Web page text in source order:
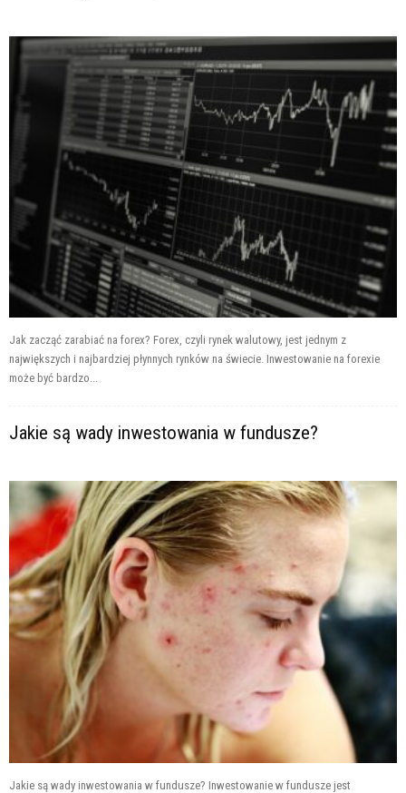
Jak zacząć zarabiać na forex? Forex, czyli rynek walutowy, jest jednym z
największych i najbardziej płynnych rynków na świecie. Inwestowanie na forexie
może być bardzo...
Jakie są wady inwestowania w fundusze?
Jakie są wady inwestowania w fundusze? Inwestowanie w fundusze jest